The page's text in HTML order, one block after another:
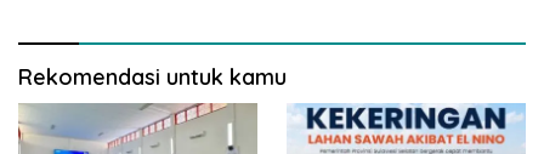
Rekomendasi untuk kamu